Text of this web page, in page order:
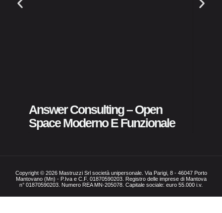
Answer Consulting – Open
Space Moderno E Funzionale
Copyright © 2026 Mastruzzi Srl società unipersonale. Via Parigi, 8 - 46047 Porto
Mantovano (Mn) - P.Iva e C.F. 01870590203. Registro delle imprese di Mantova
n° 01870590203. Numero REA MN-205078. Capitale sociale: euro 55.000 i.v.